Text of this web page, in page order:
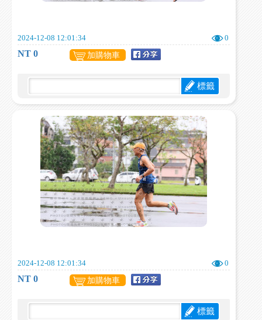
2024-12-08 12:01:34 0
NT 0 加購物車
標籤
2024-12-08 12:01:34 0
NT 0 加購物車
標籤